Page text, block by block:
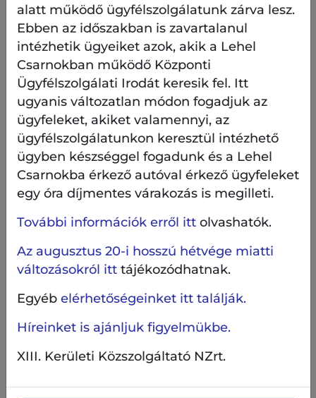
A bal oldali képen látható, a déli udvaron a ház
előtti részen jellemzően gyepfelület lesz, de
lakossági kérésre a bokrokat megtartottuk.
A jobb oldalon az északi udvarban az új ágyások
helye látható, itt a növényzetet revitalizáltuk.
Ezekben az ágyásokban évelők és gyepfelület lesz.
A területen összesen csaknem 800 négyzetméter
négyzetméter cserjefelület lesz a két udvarban
együttesen.
alatt működő ügyfélszolgálatunk zárva lesz.
Ebben az időszakban is zavartalanul
intézhetik ügyeiket azok, akik a Lehel
Csarnokban működő Központi
Ügyfélszolgálati Irodát keresik fel. Itt
ugyanis változatlan módon fogadjuk az
ügyfeleket, akiket valamennyi, az
ügyfélszolgálatunkon keresztül intézhető
ügyben készséggel fogadunk és a Lehel
Csarnokba érkező autóval érkező ügyfeleket
egy óra díjmentes várakozás is megilleti.
További információk erről ittolvashatók.
Az augusztus 20-i hosszú hétvége miatti
változásokról itttájékozódhatnak.
Egyéb elérhetőségeinket itt találják.
Híreinket is ajánljuk figyelmükbe.
XIII. Kerületi Közszolgáltató NZrt.